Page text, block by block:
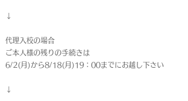
↓
代理入校の場合
ご本人様の残りの手続きは
6/2(月)から8/18(月)19：00までにお越し下さい
↓